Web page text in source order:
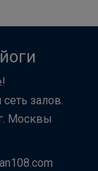
залов.
Москвы